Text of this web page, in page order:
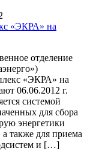
отделение
«ЭКРА» на
06.06.2012 г.
системой
для сбора
энергетики
также для приема
и […]